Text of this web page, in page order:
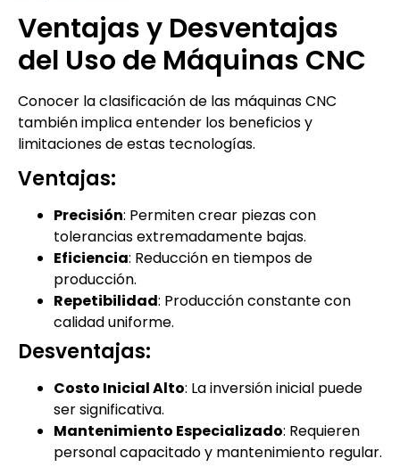
Ventajas y Desventajas
del Uso de Máquinas CNC
Conocer la clasificación de las máquinas CNC
también implica entender los beneficios y
limitaciones de estas tecnologías.
Ventajas:
Precisión: Permiten crear piezas con
tolerancias extremadamente bajas.
Eficiencia: Reducción en tiempos de
producción.
Repetibilidad: Producción constante con
calidad uniforme.
Desventajas:
Costo Inicial Alto: La inversión inicial puede
ser significativa.
Mantenimiento Especializado: Requieren
personal capacitado y mantenimiento regular.